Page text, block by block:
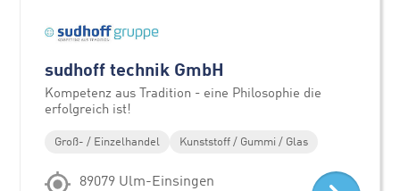
sudhoff technik GmbH
Kompetenz aus Tradition - eine Philosophie die
erfolgreich ist!
Groß- / Einzelhandel Kunststoff / Gummi / Glas
89079 Ulm-Einsingen